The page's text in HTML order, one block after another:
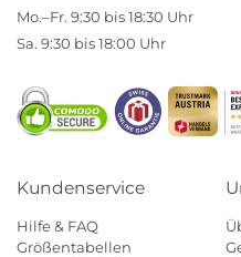
Mo.–Fr. 9:30 bis 18:30 Uhr
Sa. 9:30 bis 18:00 Uhr
Kundenservice
Hilfe & FAQ
Größentabellen